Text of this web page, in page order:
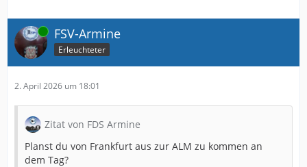
Online FSV-Armine
Erleuchteter
2. April 2026 um 18:01
Zitat von FDS Armine
Planst du von Frankfurt aus zur ALM zu kommen an
dem Tag?